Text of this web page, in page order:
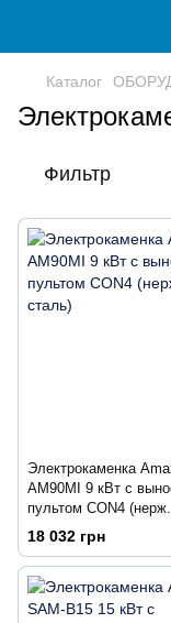
Каталог
Фильтр
Электрокаменка
AM90MI 9 кВт с
пультом CON4
18 032 грн